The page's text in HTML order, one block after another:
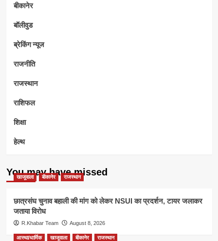
बीकानेर
बॉलीवुड
ब्रेकिंग न्यूज
राजनीति
राजस्थान
राशिफल
शिक्षा
हेल्थ
You may have missed
खाजूवाला बीकानेर राजस्थान
छात्रसंघ चुनाव बहाली की मांग को लेकर NSUI का प्रदर्शन, टायर जलाकर
जताया विरोध
R.Khabar Team August 8, 2026
आस्था/धार्मिक खाजूवाला बीकानेर राजस्थान